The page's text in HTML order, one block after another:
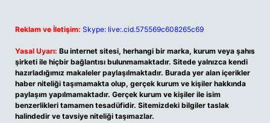
Reklam ve İletişim: Skype: live:.cid.575569c608265c69
Yasal Uyarı: Bu internet sitesi, herhangi bir marka, kurum veya şahıs
şirketi ile hiçbir bağlantısı bulunmamaktadır. Sitede yalnızca kendi
hazırladığımız makaleler paylaşılmaktadır. Burada yer alan içerikler
haber niteliği taşımamakta olup, gerçek kurum ve kişiler hakkında
paylaşım yapılmamaktadır. Gerçek kurum ve kişiler ile isim
benzerlikleri tamamen tesadüfidir. Sitemizdeki bilgiler taslak
halindedir ve tavsiye niteliği taşımazlar.